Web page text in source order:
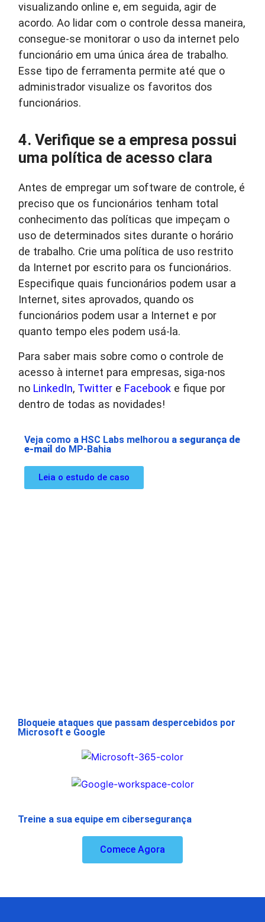
visualizando online e, em seguida, agir de
acordo. Ao lidar com o controle dessa maneira,
consegue-se monitorar o uso da internet pelo
funcionário em uma única área de trabalho.
Esse tipo de ferramenta permite até que o
administrador visualize os favoritos dos
funcionários.
4. Verifique se a empresa possui
uma política de acesso clara
Antes de empregar um software de controle, é
preciso que os funcionários tenham total
conhecimento das políticas que impeçam o
uso de determinados sites durante o horário
de trabalho. Crie uma política de uso restrito
da Internet por escrito para os funcionários.
Especifique quais funcionários podem usar a
Internet, sites aprovados, quando os
funcionários podem usar a Internet e por
quanto tempo eles podem usá-la.
Para saber mais sobre como o controle de
acesso à internet para empresas, siga-nos
no LinkedIn, Twitter e Facebook e fique por
dentro de todas as novidades!
Veja como a HSC Labs melhorou asegurança de
e-mail do MP-Bahia
Leia o estudo de caso
Bloqueie ataques que passam despercebidos por
Microsoft e Google
Treine a sua equipe em cibersegurança
Comece Agora